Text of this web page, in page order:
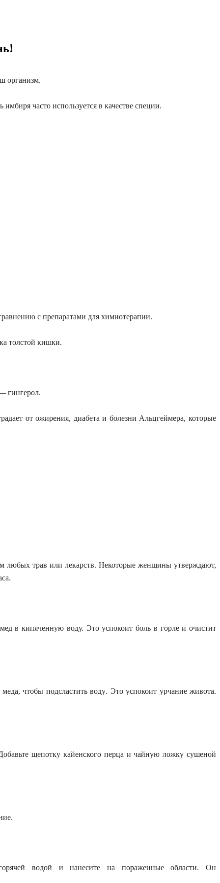
организм.
часто используется в качестве специи.
с препаратами для химиотерапии.
толстой кишки.
гингерол.
отожирения, диабета и болезни Альцгеймера, которые
любых трав или лекарств. Некоторые женщины утверждают,
вкипяченную воду. Это успокоит боль в горле и очистит
меда, чтобы подсластить воду. Это успокоит урчание живота.
щепотку кайенского перца и чайную ложку сушеной
водой и нанесите на пораженныеобласти. Он